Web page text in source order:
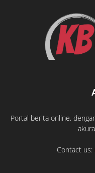
Portal berita online,
Contact us: